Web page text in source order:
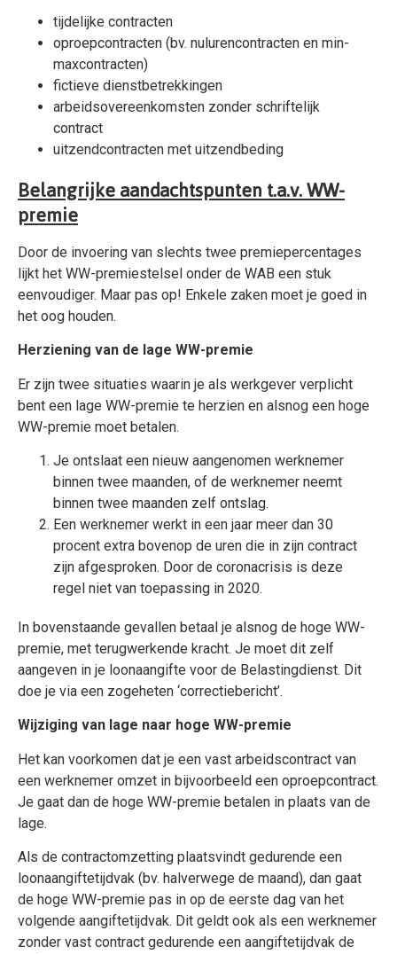
tijdelijke contracten
oproepcontracten (bv. nulurencontracten en min-
maxcontracten)
fictieve dienstbetrekkingen
arbeids­overeenkomsten zonder schriftelijk
contract
uitzendcontracten met uitzendbeding
Belangrijke aandachtspunten t.a.v. WW-
premie
Door de invoering van slechts twee premiepercentages
lijkt het WW-premiestelsel onder de WAB een stuk
eenvoudiger. Maar pas op! Enkele zaken moet je goed in
het oog houden.
Herziening van de lage WW-premie
Er zijn twee situaties waarin je als werkgever verplicht
bent een lage WW-premie te herzien en alsnog een hoge
WW-premie moet betalen.
Je ontslaat een nieuw aangenomen werknemer
binnen twee maanden, of de werknemer neemt
binnen twee maanden zelf ontslag.
Een werknemer werkt in een jaar meer dan 30
procent extra bovenop de uren die in zijn contract
zijn afgesproken. Door de coronacrisis is deze
regel niet van toepassing in 2020.
In bovenstaande gevallen betaal je alsnog de hoge WW-
premie, met terugwerkende kracht. Je moet dit zelf
aangeven in je loonaangifte voor de Belastingdienst. Dit
doe je via een zogeheten ‘correctiebericht’.
Wijziging van lage naar hoge WW-premie
Het kan voorkomen dat je een vast arbeidscontract van
een werknemer omzet in bijvoorbeeld een oproepcontract.
Je gaat dan de hoge WW-premie betalen in plaats van de
lage.
Als de contractomzetting plaatsvindt gedurende een
loonaangiftetijdvak (bv. halverwege de maand), dan gaat
de hoge WW-premie pas in op de eerste dag van het
volgende aangiftetijdvak. Dit geldt ook als een werknemer
zonder vast contract gedurende een aangiftetijdvak de